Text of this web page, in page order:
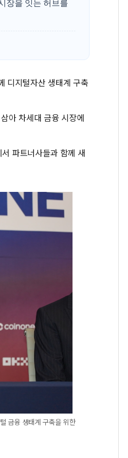
장을 잇는 허브를
디지털자산 생태계 구축
아 차세대 금융 시장에
파트너사들과 함께 새
금융 생태계 구축을 위한